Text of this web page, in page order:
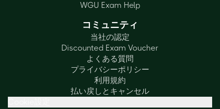
WGU Exam Help
コミュニティ
当社の認定
Discounted Exam Voucher
よくある質問
プライバシーポリシー
利用規約
払い戻しとキャンセル